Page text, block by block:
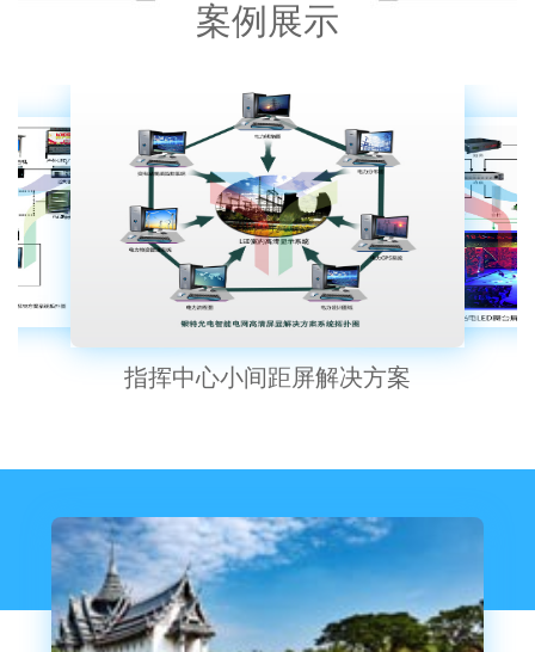
案例展示
指挥中心小间距屏解决方案